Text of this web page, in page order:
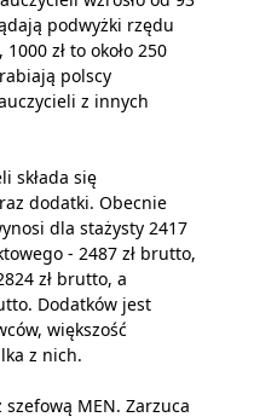
podwyżki rzędu
zł to około 250
polscy
z innych
składa się
dodatki. Obecnie
dla stażysty 2417
- 2487 zł brutto,
zł brutto, a
Dodatków jest
większość
z nich.
MEN. Zarzuca